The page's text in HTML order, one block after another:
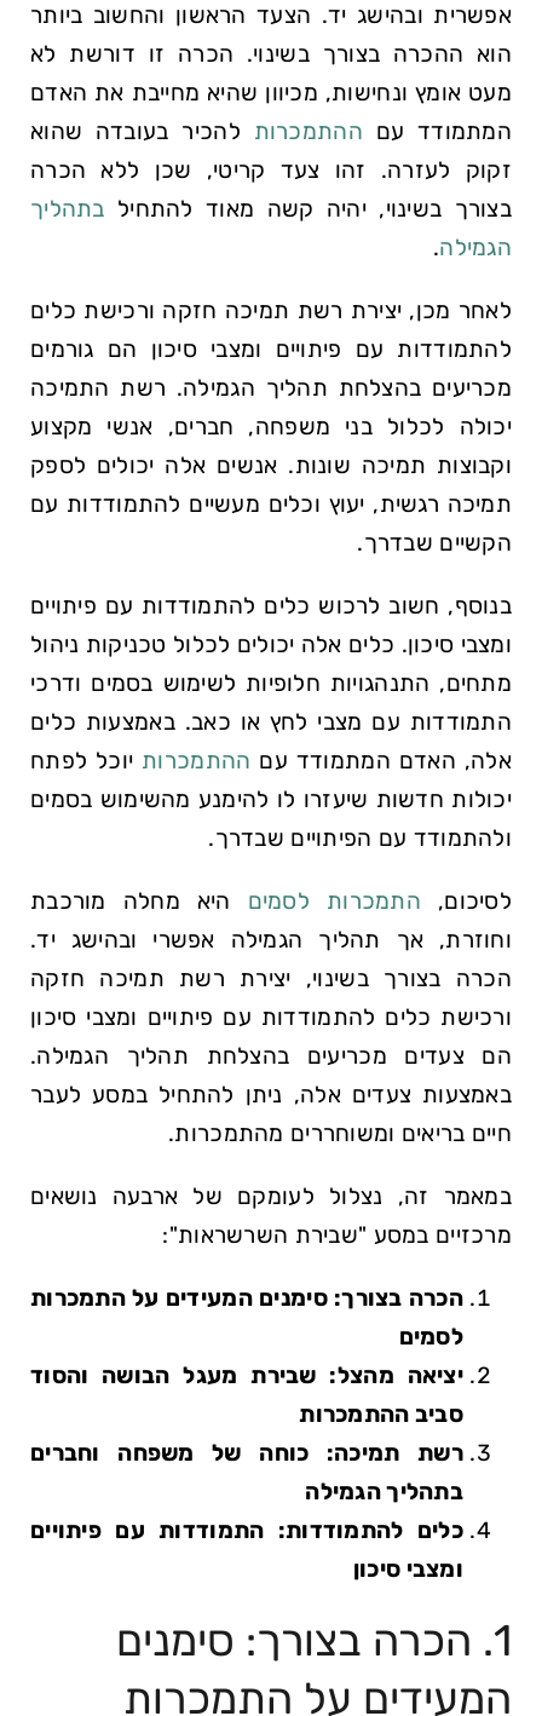
אפשרית ובהישג יד. הצעד הראשון והחשוב ביותר
הוא ההכרה בצורך בשינוי. הכרה זו דורשת לא
מעט אומץ ונחישות, מכיוון שהיא מחייבת את האדם
המתמודד עם ההתמכרות להכיר בעובדה שהוא
זקוק לעזרה. זהו צעד קריטי, שכן ללא הכרה
בצורך בשינוי, יהיה קשה מאוד להתחיל בתהליך
הגמילה.
לאחר מכן, יצירת רשת תמיכה חזקה ורכישת כלים
להתמודדות עם פיתויים ומצבי סיכון הם גורמים
מכריעים בהצלחת תהליך הגמילה. רשת התמיכה
יכולה לכלול בני משפחה, חברים, אנשי מקצוע
וקבוצות תמיכה שונות. אנשים אלה יכולים לספק
תמיכה רגשית, יעוץ וכלים מעשיים להתמודדות עם
הקשיים שבדרך.
בנוסף, חשוב לרכוש כלים להתמודדות עם פיתויים
ומצבי סיכון. כלים אלה יכולים לכלול טכניקות ניהול
מתחים, התנהגויות חלופיות לשימוש בסמים ודרכי
התמודדות עם מצבי לחץ או כאב. באמצעות כלים
אלה, האדם המתמודד עם ההתמכרות יוכל לפתח
יכולות חדשות שיעזרו לו להימנע מהשימוש בסמים
ולהתמודד עם הפיתויים שבדרך.
לסיכום, התמכרות לסמים היא מחלה מורכבת
וחוזרת, אך תהליך הגמילה אפשרי ובהישג יד.
הכרה בצורך בשינוי, יצירת רשת תמיכה חזקה
ורכישת כלים להתמודדות עם פיתויים ומצבי סיכון
הם צעדים מכריעים בהצלחת תהליך הגמילה.
באמצעות צעדים אלה, ניתן להתחיל במסע לעבר
חיים בריאים ומשוחררים מהתמכרות.
במאמר זה, נצלול לעומקם של ארבעה נושאים
מרכזיים במסע "שבירת השרשראות":
הכרה בצורך: סימנים המעידים על התמכרות
לסמים
יציאה מהצל: שבירת מעגל הבושה והסוד
סביב ההתמכרות
רשת תמיכה: כוחה של משפחה וחברים
בתהליך הגמילה
כלים להתמודדות: התמודדות עם פיתויים
ומצבי סיכון
1. הכרה בצורך: סימנים
המעידים על התמכרות